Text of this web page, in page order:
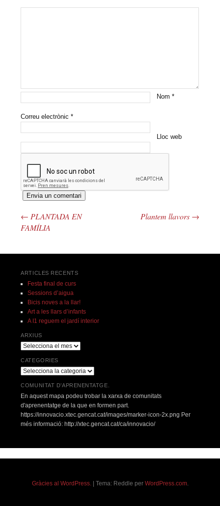
Nom*
Correu electrònic*
Lloc web
Navegació pels articles
← PLANTADA EN
FAMÍLIA
Plantem llavors →
ARTICLES RECENTS
Festa final de curs
Sessions d’aigua
Bicis noves a la llar!
Art a les llars d’infants
A I1 reguem el jardí interior
ARXIUS
Arxius
CATEGORIES
Categories
COMUNITAT D’APRENENTATGE.
En aquest mapa podeu trobar la xarxa de comunitats
d'aprenentatge de la que en formen part.
https://innovacio.xtec.gencat.cat/images/marker-icon-2x.png Per
més informació: http://xtec.gencat.cat/ca/innovacio/
Gràcies al WordPress. | Tema: Reddle per WordPress.com.